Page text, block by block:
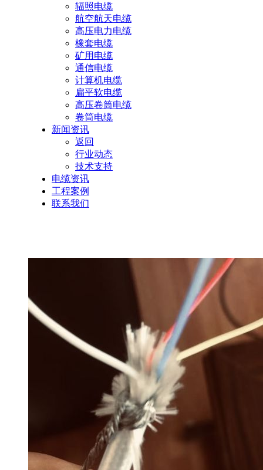
辐照电缆
航空航天电缆
高压电力电缆
橡套电缆
矿用电缆
通信电缆
计算机电缆
扁平软电缆
高压卷筒电缆
卷筒电缆
新闻资讯
返回
行业动态
技术支持
电缆资讯
工程案例
联系我们